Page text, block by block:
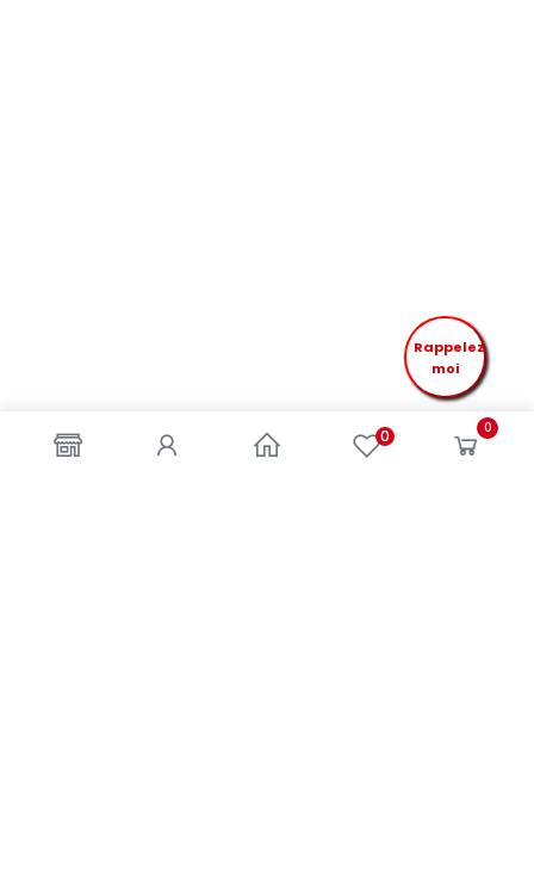
0 0
Rappelez
moi